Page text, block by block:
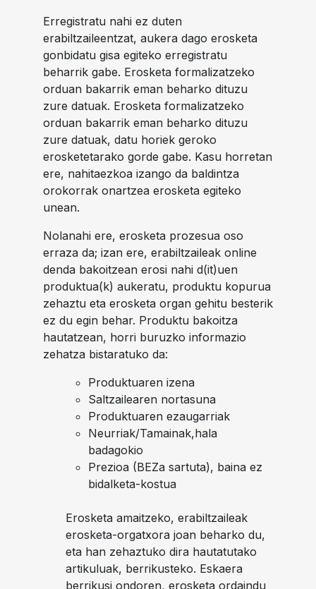
Erregistratu nahi ez duten
erabiltzaileentzat, aukera dago erosketa
gonbidatu gisa egiteko erregistratu
beharrik gabe. Erosketa formalizatzeko
orduan bakarrik eman beharko dituzu
zure datuak. Erosketa formalizatzeko
orduan bakarrik eman beharko dituzu
zure datuak, datu horiek geroko
erosketetarako gorde gabe. Kasu horretan
ere, nahitaezkoa izango da baldintza
orokorrak onartzea erosketa egiteko
unean.
Nolanahi ere, erosketa prozesua oso
erraza da; izan ere, erabiltzaileak online
denda bakoitzean erosi nahi d(it)uen
produktua(k) aukeratu, produktu kopurua
zehaztu eta erosketa organ gehitu besterik
ez du egin behar. Produktu bakoitza
hautatzean, horri buruzko informazio
zehatza bistaratuko da:
Produktuaren izena
Saltzailearen nortasuna
Produktuaren ezaugarriak
Neurriak/Tamainak,hala
badagokio
Prezioa (BEZa sartuta), baina ez
bidalketa-kostua
Erosketa amaitzeko, erabiltzaileak
erosketa-orgatxora joan beharko du,
eta han zehaztuko dira hautatutako
artikuluak, berrikusteko. Eskaera
berrikusi ondoren, erosketa ordaindu